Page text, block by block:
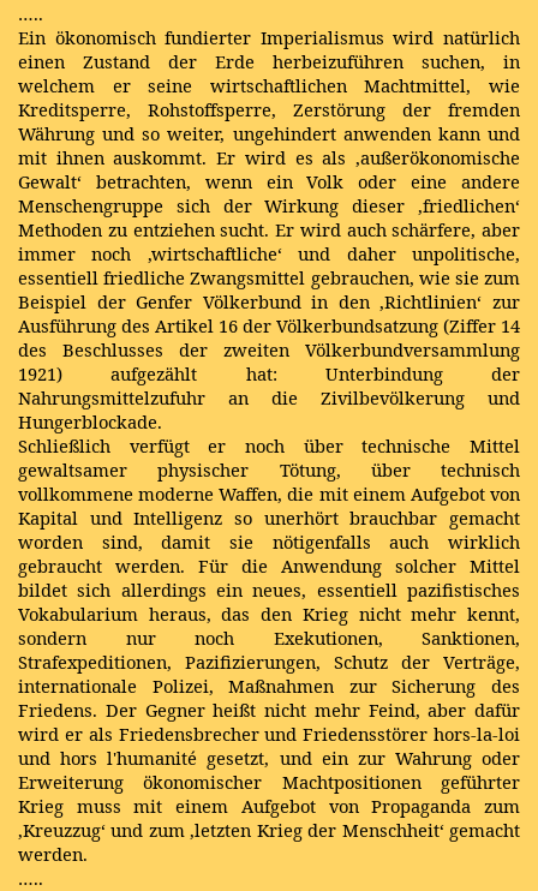
…..
Ein ökonomisch fundierter Imperialismus wird natürlich
einen Zustand der Erde herbeizuführen suchen, in
welchem er seine wirtschaftlichen Machtmittel, wie
Kreditsperre, Rohstoffsperre, Zerstörung der fremden
Währung und so weiter, ungehindert anwenden kann und
mit ihnen auskommt. Er wird es als ‚außerökonomische
Gewalt‘ betrachten, wenn ein Volk oder eine andere
Menschengruppe sich der Wirkung dieser ‚friedlichen‘
Methoden zu entziehen sucht. Er wird auch schärfere, aber
immer noch ‚wirtschaftliche‘ und daher unpolitische,
essentiell friedliche Zwangsmittel gebrauchen, wie sie zum
Beispiel der Genfer Völkerbund in den ‚Richtlinien‘ zur
Ausführung des Artikel 16 der Völkerbundsatzung (Ziffer 14
des Beschlusses der zweiten Völkerbundversammlung
1921) aufgezählt hat: Unterbindung der
Nahrungsmittelzufuhr an die Zivilbevölkerung und
Hungerblockade.
Schließlich verfügt er noch über technische Mittel
gewaltsamer physischer Tötung, über technisch
vollkommene moderne Waffen, die mit einem Aufgebot von
Kapital und Intelligenz so unerhört brauchbar gemacht
worden sind, damit sie nötigenfalls auch wirklich
gebraucht werden. Für die Anwendung solcher Mittel
bildet sich allerdings ein neues, essentiell pazifistisches
Vokabularium heraus, das den Krieg nicht mehr kennt,
sondern nur noch Exekutionen, Sanktionen,
Strafexpeditionen, Pazifizierungen, Schutz der Verträge,
internationale Polizei, Maßnahmen zur Sicherung des
Friedens. Der Gegner heißt nicht mehr Feind, aber dafür
wird er als Friedensbrecher und Friedensstörer hors-la-loi
und hors l'humanité gesetzt, und ein zur Wahrung oder
Erweiterung ökonomischer Machtpositionen geführter
Krieg muss mit einem Aufgebot von Propaganda zum
‚Kreuzzug‘ und zum ‚letzten Krieg der Menschheit‘ gemacht
werden.
…..